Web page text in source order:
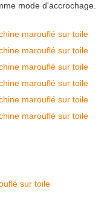
mode d'accrochage.
sur toile